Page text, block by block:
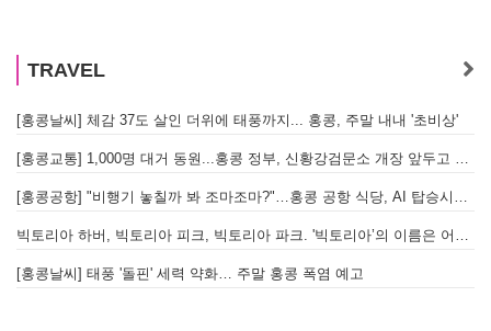
TRAVEL
[홍콩날씨] 체감 37도 살인 더위에 태풍까지... 홍콩, 주말 내내 '초비상'
[홍콩날씨] 태풍 '돌핀' 세력 약화… 주말 홍콩 폭염 예고